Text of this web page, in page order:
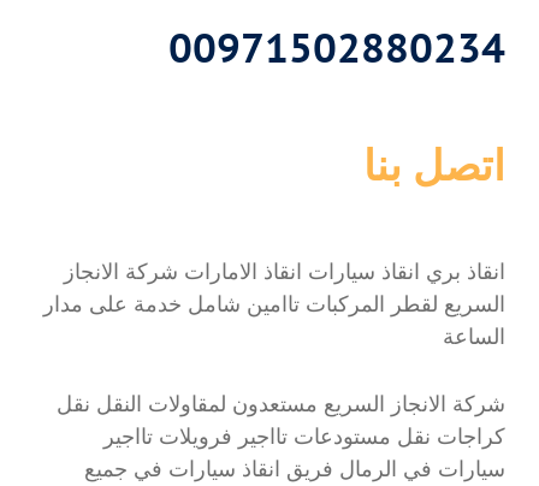
00971502880234
اتصل بنا
انقاذ بري انقاذ سيارات انقاذ الامارات شركة الانجاز
السريع لقطر المركبات تاامين شامل خدمة على مدار
الساعة
شركة الانجاز السريع مستعدون لمقاولات النقل نقل
كراجات نقل مستودعات تااجير فرويلات تااجير
سيارات في الرمال فريق انقاذ سيارات في جميع